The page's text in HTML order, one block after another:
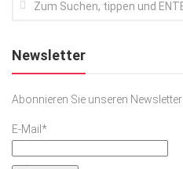
Newsletter
Abonnieren Sie unseren Newsletter
E-Mail*